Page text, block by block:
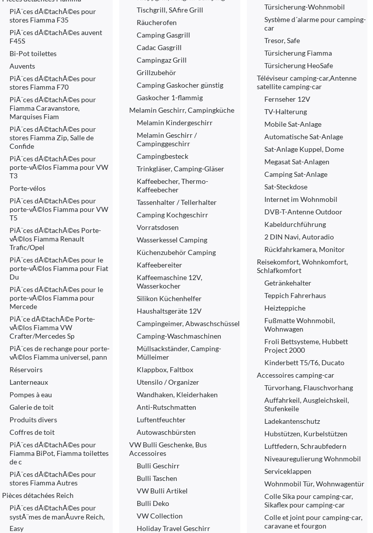
PiÃ¨ces dÃ©tachÃ©es pour
stores Fiamma F35
PiÃ¨ces dÃ©tachÃ©es auvent
F45S
Bi-Pot toilettes
Auvents
PiÃ¨ces dÃ©tachÃ©es pour
stores Fiamma F70
PiÃ¨ces dÃ©tachÃ©es pour
Fiamma Caravanstore,
Marquises Fiam
PiÃ¨ces dÃ©tachÃ©es pour
stores Fiamma Zip, Salle de
Confide
PiÃ¨ces dÃ©tachÃ©es pour
porte-vÃ©los Fiamma pour VW
T3
Porte-vélos
PiÃ¨ces dÃ©tachÃ©es pour
porte-vÃ©los Fiamma pour VW
T5
PiÃ¨ces dÃ©tachÃ©es Porte-
vÃ©los Fiamma Renault
Trafic/Opel
PiÃ¨ces dÃ©tachÃ©es pour le
porte-vÃ©los Fiamma pour Fiat
Du
PiÃ¨ces dÃ©tachÃ©es pour le
porte-vÃ©los Fiamma pour
Mercede
PiÃ¨ce dÃ©tachÃ©e Porte-
vÃ©los Fiamma VW
Crafter/Mercedes Sp
PiÃ¨ces de rechange pour porte-
vÃ©los Fiamma universel, pann
Réservoirs
Lanterneaux
Pompes à eau
Galerie de toit
Produits divers
Coffres de toit
PiÃ¨ces dÃ©tachÃ©es pour
Fiamma BiPot, Fiamma toilettes
de c
PiÃ¨ces dÃ©tachÃ©es pour
stores Fiamma Autres
Pièces détachées Reich
PiÃ¨ces dÃ©tachÃ©es pour
systÃ¨mes de manÅuvre Reich,
Easy
Tischgrill, SAfire Grill
Räucherofen
Camping Gasgrill
Cadac Gasgrill
Campingaz Grill
Grillzubehör
Camping Gaskocher günstig
Gaskocher 1-flammig
Melamin Geschirr, Campingküche
Melamin Kindergeschirr
Melamin Geschirr /
Campinggeschirr
Campingbesteck
Trinkgläser, Camping-Gläser
Kaffeebecher, Thermo-
Kaffeebecher
Tassenhalter / Tellerhalter
Camping Kochgeschirr
Vorratsdosen
Wasserkessel Camping
Küchenzubehör Camping
Kaffeebereiter
Kaffeemaschine 12V,
Wasserkocher
Silikon Küchenhelfer
Haushaltsgeräte 12V
Campingeimer, Abwaschschüssel
Camping-Waschmaschinen
Müllsackständer, Camping-
Mülleimer
Klappbox, Faltbox
Utensilo / Organizer
Wandhaken, Kleiderhaken
Anti-Rutschmatten
Luftentfeuchter
Autowaschbürsten
VW Bulli Geschenke, Bus
Accessoires
Bulli Geschirr
Bulli Taschen
VW Bulli Artikel
Bulli Deko
VW Collection
Holiday Travel Geschirr
Türsicherung-Wohnmobil
Système d´alarme pour camping-
car
Tresor, Safe
Türsicherung Fiamma
Türsicherung HeoSafe
Téléviseur camping-car,Antenne
satellite camping-car
Fernseher 12V
TV-Halterung
Mobile Sat-Anlage
Automatische Sat-Anlage
Sat-Anlage Kuppel, Dome
Megasat Sat-Anlagen
Camping Sat-Anlage
Sat-Steckdose
Internet im Wohnmobil
DVB-T-Antenne Outdoor
Kabeldurchführung
2 DIN Navi, Autoradio
Rückfahrkamera, Monitor
Reisekomfort, Wohnkomfort,
Schlafkomfort
Getränkehalter
Teppich Fahrerhaus
Heizteppiche
Fußmatte Wohnmobil,
Wohnwagen
Froli Bettsysteme, Hubbett
Project 2000
Kinderbett T5/T6, Ducato
Accessoires camping-car
Türvorhang, Flauschvorhang
Auffahrkeil, Ausgleichskeil,
Stufenkeile
Ladekantenschutz
Hubstützen, Kurbelstützen
Luftfedern, Schraubfedern
Niveauregulierung Wohnmobil
Serviceklappen
Wohnmobil Tür, Wohnwagentür
Colle Sika pour camping-car,
Sikaflex pour camping-car
Colle et joint pour camping-car,
caravane et fourgon